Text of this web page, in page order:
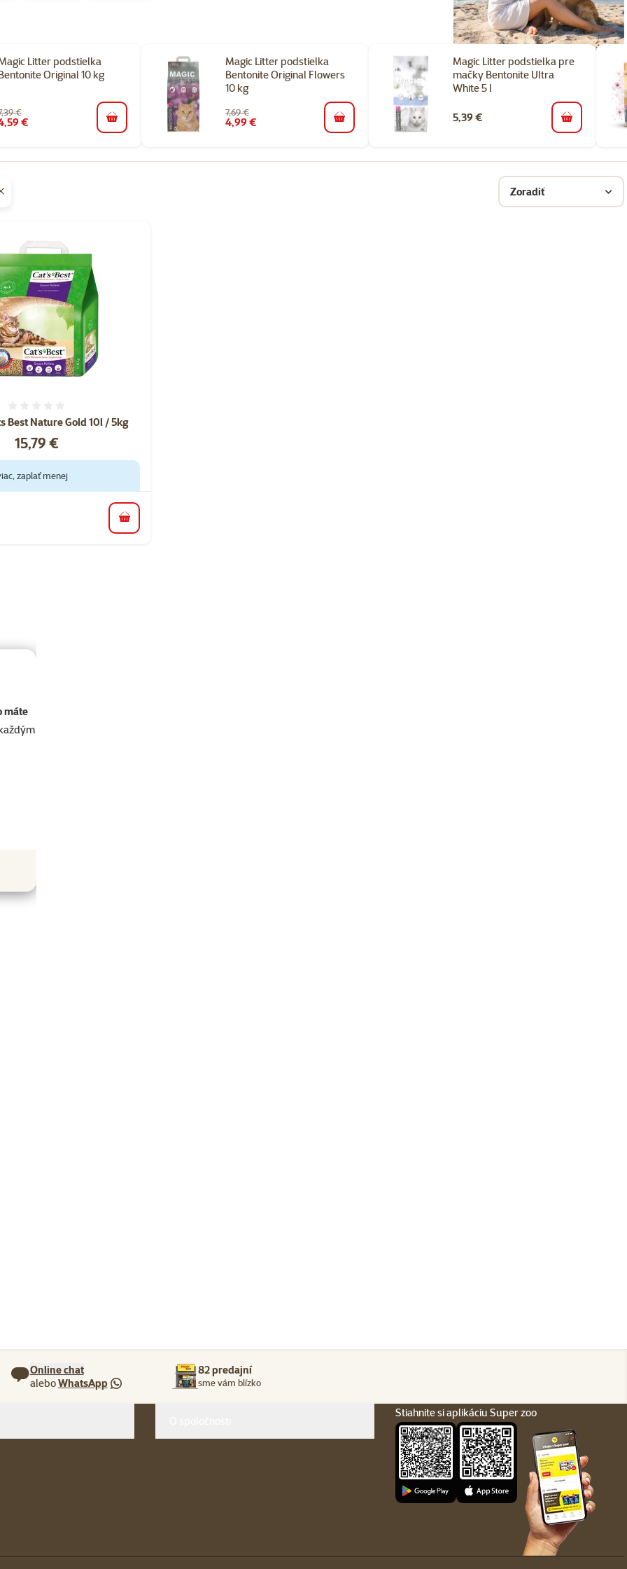
máte
Litter podstielka
Original 10 kg
€
€ do košíka
Magic Litter podstielka
Bentonite Original Flowers
10 kg
7,69 €
4,99 € do košíka
Magic Litter podstielka pre
mačky Bentonite Ultra
White 5 l
5,39 € do košíka
Zoradiť
Best Nature Gold 10l / 5kg
Cena
15,79 €
zaplať menej
do košíka
Online chat
aleboWhatsApp
82 predajní
sme vám blízko
Stiahnite si aplikáciu Super zoo